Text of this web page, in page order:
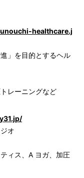
healthcare.j
」を目的とするヘル
レーニングなど
オ
ィス、A ヨガ、加圧